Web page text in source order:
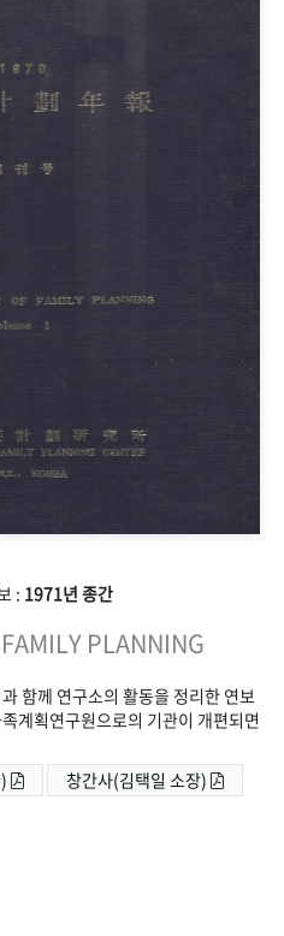
: 1971년 종간
PLANNING
함께 연구소의 활동을 정리한 연보
계획연구원으로의 기관이 개편되면
창간사(김택일 소장)